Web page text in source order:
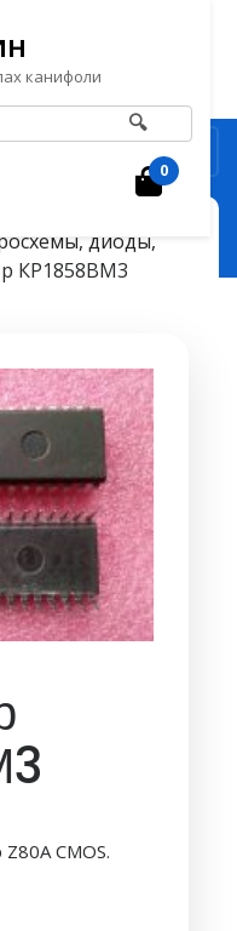
канифоли
🔍
0
диоды,
КР1858ВМ3
CMOS.